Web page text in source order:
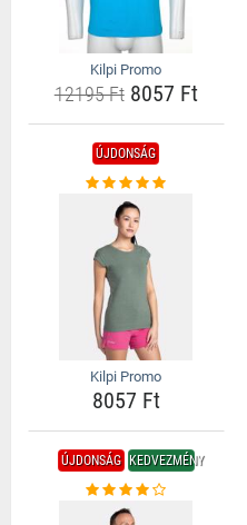
Kilpi Promo
12195 Ft8057 Ft
ÚJDONSÁG
Kilpi Promo
8057 Ft
ÚJDONSÁG KEDVEZMÉNY